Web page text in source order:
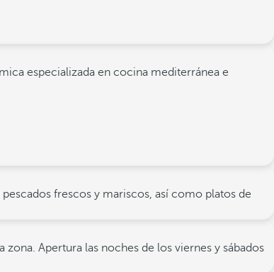
especializada en cocina mediterránea e
frescos y mariscos, así como platos de
Apertura las noches de los viernes y sábados